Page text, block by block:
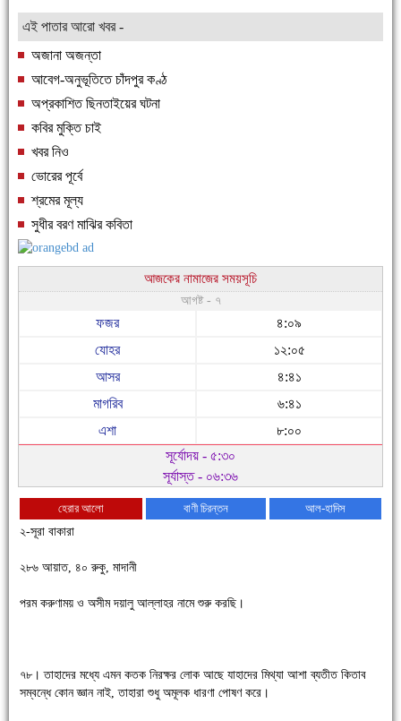
এই পাতার আরো খবর -
অজানা অজন্তা
আবেগ-অনুভূতিতে চাঁদপুর কণ্ঠ
অপ্রকাশিত ছিনতাইয়ের ঘটনা
কবির মুক্তি চাই
খবর নিও
ভোরের পূর্বে
শ্রমের মূল্য
সুধীর বরণ মাঝির কবিতা
আজকের নামাজের সময়সূচি
আগষ্ট - ৭
ফজর
৪:০৯
যোহর
১২:০৫
আসর
৪:৪১
মাগরিব
৬:৪১
এশা
৮:০০
সূর্যোদয় - ৫:৩০
সূর্যাস্ত - ০৬:৩৬
হেরার আলো বাণী চিরন্তন
আল-হাদিস
২-সূরা বাকারা
২৮৬ আয়াত, ৪০ রুকু, মাদানী
পরম করুণাময় ও অসীম দয়ালু আল্লাহর নামে শুরু করছি।
৭৮। তাহাদের মধ্যে এমন কতক নিরক্ষর লোক আছে যাহাদের মিথ্যা আশা ব্যতীত কিতাব
সম্বন্ধে কোন জ্ঞান নাই, তাহারা শুধু অমূলক ধারণা পোষণ করে।